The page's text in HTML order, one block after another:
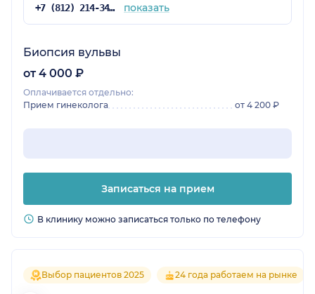
+7 (812) 214-34-16 показать
Биопсия вульвы
от 4 000 ₽
Оплачивается отдельно:
Прием гинеколога
от 4 200 ₽
Записаться на прием
В клинику можно записаться только по телефону
Выбор пациентов 2025 24 года работаем на рынке